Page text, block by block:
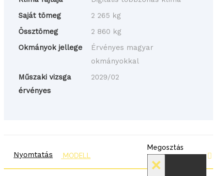
Saját tömeg
2 265 kg
Össztömeg
2 860 kg
Okmányok jellege
Érvényes magyar
okmányokkal
Műszaki vizsga
érvényes
2029/02
Nyomtatás
Megosztás
×
MODELL